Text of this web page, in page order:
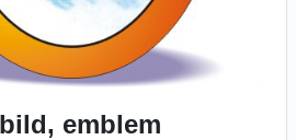
emblem